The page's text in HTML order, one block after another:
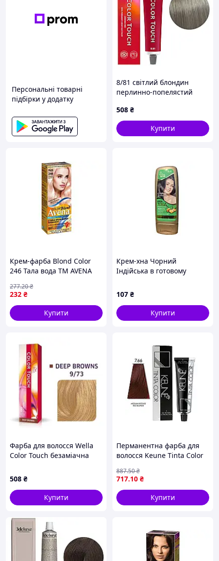
Персональні товарні
підбірки у додатку
8/81 світлий блондин
перлинно-попелястий
волосся без аміаку
(Оновлена формула), 60 мл
COLOR TOUCH Wella
508 ₴
Купити
Крем-фарба Blond Color
246 Тала вода ТМ AVENA
232 ₴
277.20₴
Купити
Крем-хна Чорний
Індійська в готовому
140мл ТМ FITO BARVA
107 ₴
Купити
Фарба для волосся Wella
Color Touch безаміачна
коричнево-золотистий 60
мл
508 ₴
Купити
Перманентна фарба для
волосся Keune Tinta Color
Blonde 60 мл шовкові
протеїни (950023)
717.10 ₴
887.50₴
Купити